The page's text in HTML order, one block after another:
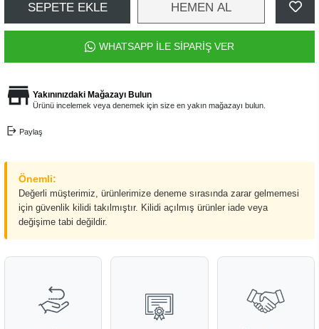
SEPETE EKLE HEMEN AL
WHATSAPP İLE SİPARİŞ VER
Yakınınızdaki Mağazayı Bulun
Ürünü incelemek veya denemek için size en yakın mağazayı bulun.
Paylaş
Önemli:
Değerli müşterimiz, ürünlerimize deneme sırasında zarar gelmemesi
için güvenlik kilidi takılmıştır. Kilidi açılmış ürünler iade veya
değişime tabi değildir.